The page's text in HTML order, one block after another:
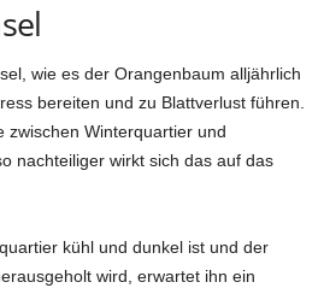
wie es der Orangenbaum alljährlich
bereiten und zu Blattverlust führen.
zwischen Winterquartier und
nachteiliger wirkt sich das auf das
kühl und dunkel ist und der
wird, erwartet ihn ein